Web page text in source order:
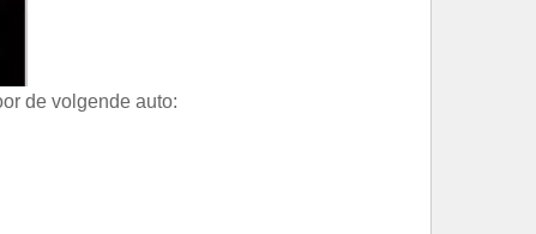
de volgende auto: